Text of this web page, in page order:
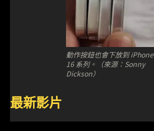
動作按鈕也會下放到 iPhone
16 系列。（來源：Sonny
Dickson）
最新影片